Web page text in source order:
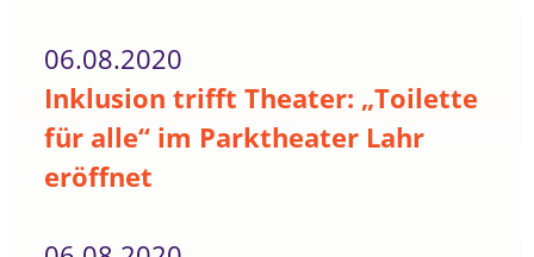
06.08.2020
Inklusion trifft Theater: „Toilette
für alle“ im Parktheater Lahr
eröffnet